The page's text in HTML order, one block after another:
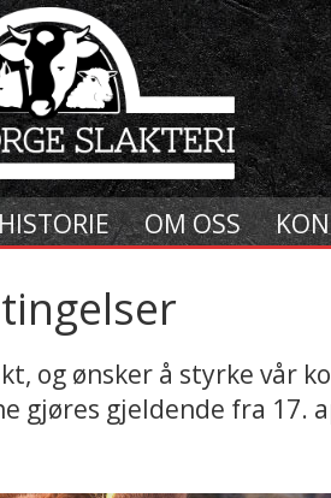
OM OSS
og ønsker å styrke vår
gjøres gjeldende fra 17.